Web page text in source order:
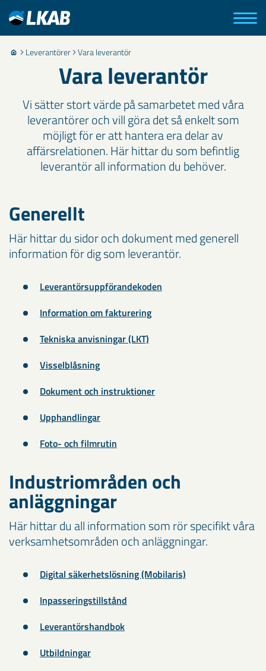
Leverantörer Vara leverantör
Vara leverantör
Vi sätter stort värde på samarbetet med våra
leverantörer och vill göra det så enkelt som
möjligt för er att hantera era delar av
affärsrelationen. Här hittar du som befintlig
leverantör all information du behöver.
Generellt
Här hittar du sidor och dokument med generell
information för dig som leverantör.
Leverantörsuppförandekoden
Information om fakturering
Tekniska anvisningar (LKT)
Visselblåsning
Dokument och instruktioner
Upphandlingar
Foto- och filmrutin
Industriområden och
anläggningar
Här hittar du all information som rör specifikt våra
verksamhetsområden och anläggningar.
Digital säkerhetslösning (Mobilaris)
Inpasseringstillstånd
Leverantörshandbok
Utbildningar